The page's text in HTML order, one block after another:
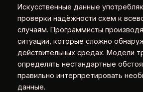
Искусственные данные
проверки надёжности схем к
случаям. Программисты
ситуации, которые сложно
действительных средах. Модели
определять нестандартные
правильно интерпретировать
данные.